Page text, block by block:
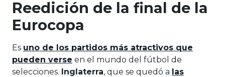
Reedición de la final de la
Eurocopa
Es uno de los partidos más atractivos que
pueden verse en el mundo del fútbol de
selecciones. Inglaterra, que se quedó a las